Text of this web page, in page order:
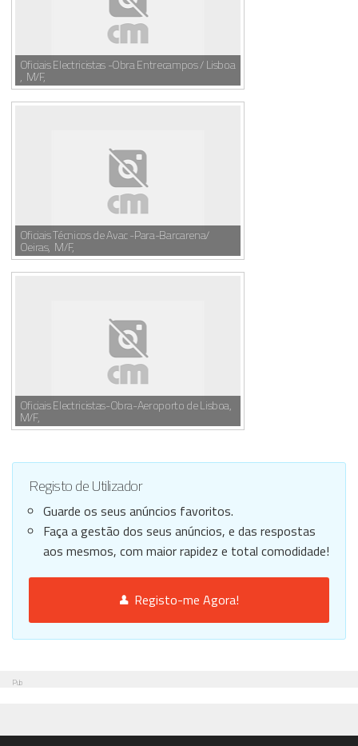
Oficiais Electricistas -Obra Entrecampos / Lisboa
, M/F,
Oficiais Técnicos de Avac -Para-Barcarena/
Oeiras, M/F,
Oficiais Electricistas-Obra-Aeroporto de Lisboa,
M/F,
Registo de Utilizador
Guarde os seus anúncios favoritos.
Faça a gestão dos seus anúncios, e das respostas
aos mesmos, com maior rapidez e total comodidade!
Registo-me Agora!
Pub